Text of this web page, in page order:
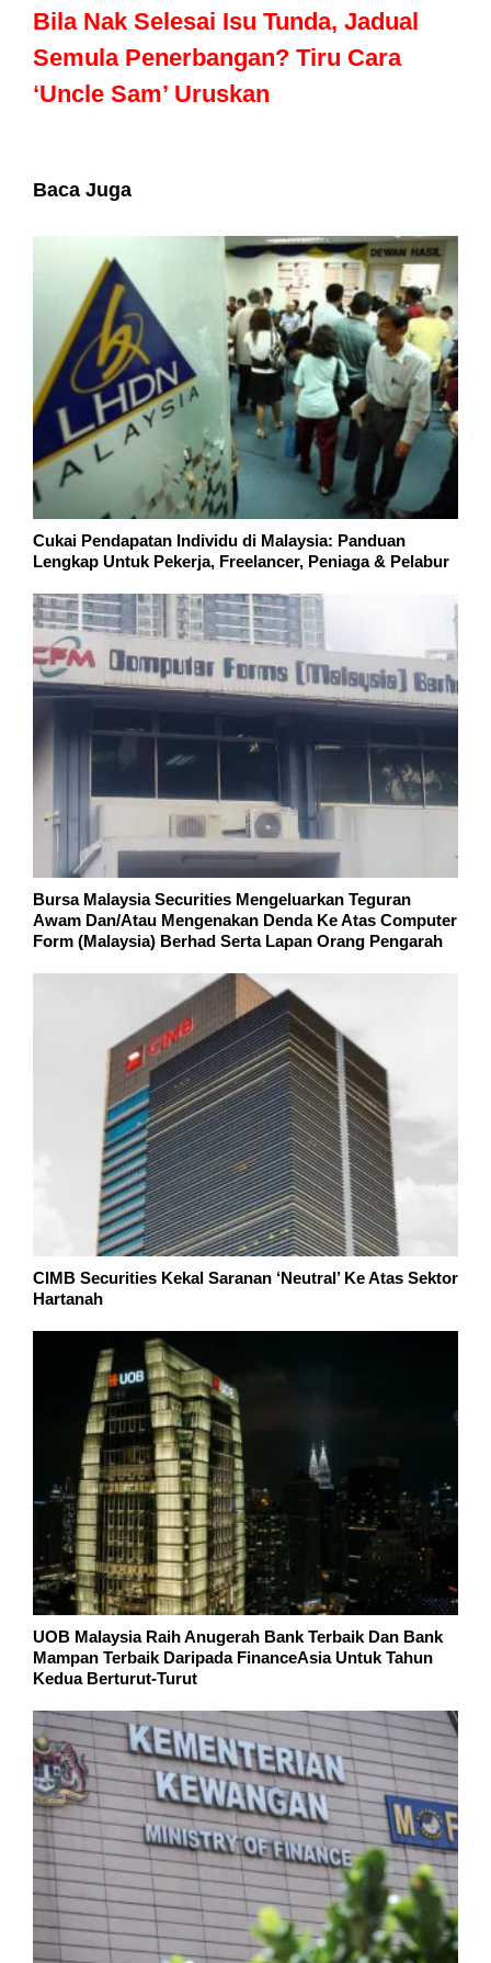
Bila Nak Selesai Isu Tunda, Jadual
Semula Penerbangan? Tiru Cara
‘Uncle Sam’ Uruskan
Baca Juga
Cukai Pendapatan Individu di Malaysia: Panduan
Lengkap Untuk Pekerja, Freelancer, Peniaga & Pelabur
Bursa Malaysia Securities Mengeluarkan Teguran
Awam Dan/Atau Mengenakan Denda Ke Atas Computer
Form (Malaysia) Berhad Serta Lapan Orang Pengarah
CIMB Securities Kekal Saranan ‘Neutral’ Ke Atas Sektor
Hartanah
UOB Malaysia Raih Anugerah Bank Terbaik Dan Bank
Mampan Terbaik Daripada FinanceAsia Untuk Tahun
Kedua Berturut-Turut